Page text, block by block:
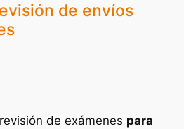
de envíos
de exámenes para